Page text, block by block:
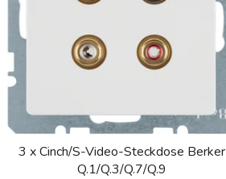
3 x Cinch/S-Video-Steckdose Berker
Q.1/Q.3/Q.7/Q.9